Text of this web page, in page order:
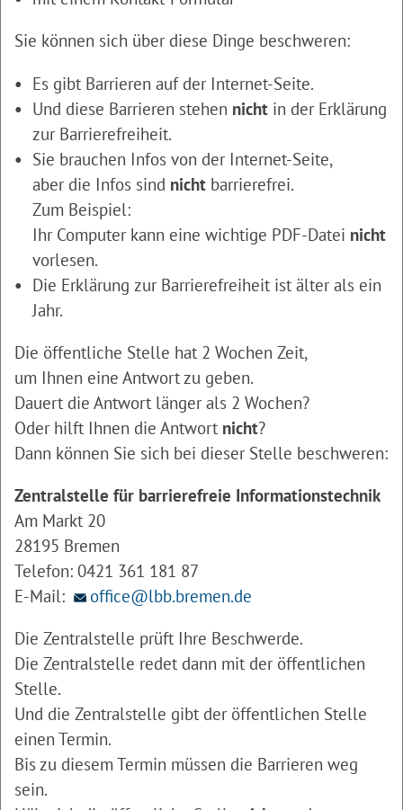
Sie können sich über diese Dinge beschweren:
Es gibt Barrieren auf der Internet-Seite.
Und diese Barrieren stehen nicht in der Erklärung
zur Barrierefreiheit.
Sie brauchen Infos von der Internet-Seite,
aber die Infos sind nicht barrierefrei.
Zum Beispiel:
Ihr Computer kann eine wichtige PDF-Datei nicht
vorlesen.
Die Erklärung zur Barrierefreiheit ist älter als ein
Jahr.
Die öffentliche Stelle hat 2 Wochen Zeit,
um Ihnen eine Antwort zu geben.
Dauert die Antwort länger als 2 Wochen?
Oder hilft Ihnen die Antwort nicht?
Dann können Sie sich bei dieser Stelle beschweren:
Zentralstelle für barrierefreie Informationstechnik
Am Markt 20
28195 Bremen
Telefon: 0421 361 181 87
E-Mail:
office@lbb.bremen.de
Die Zentralstelle prüft Ihre Beschwerde.
Die Zentralstelle redet dann mit der öffentlichen
Stelle.
Und die Zentralstelle gibt der öffentlichen Stelle
einen Termin.
Bis zu diesem Termin müssen die Barrieren weg
sein.